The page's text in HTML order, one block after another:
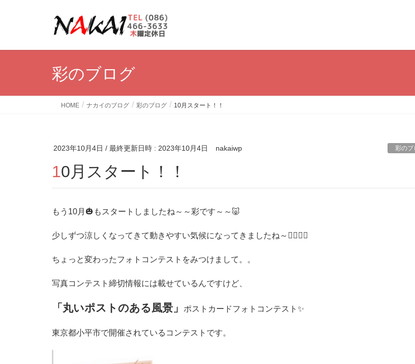
彩のブログ
HOME ナカイのブログ 彩のブログ 10月スタート！！
2023年10月4日 / 最終更新日時 : 2023年10月4日 nakaiwp 彩のブ
10月スタート！！
もう10月🎃もスタートしましたね～～彩です～～🐷
少しずつ涼しくなってきて動きやすい気候になってきましたね～🏃‍♀️🏃‍♀️
ちょっと変わったフォトコンテストをみつけまして。。
写真コンテスト締切情報には載せているんですけど、
「丸いポストのある風景」 ポストカードフォトコンテスト✨
東京都小平市で開催されているコンテストです。